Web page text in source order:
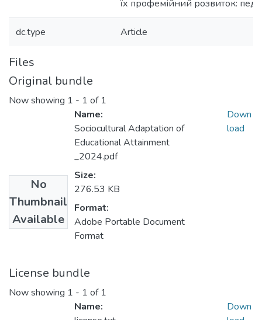
їх профемійний розвиток:
dc.type Article
Files
Original bundle
Now showing 1 - 1 of 1
No
Thumbnail
Available
Name:
Sociocultural Adaptation of
Educational Attainment
_2024.pdf
Size:
276.53 KB
Format:
Adobe Portable Document
Format
Down
load
License bundle
Now showing 1 - 1 of 1
Name:
Down